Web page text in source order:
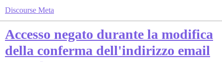
Discourse Meta
Accesso negato durante la modifica
della conferma dell'indirizzo email